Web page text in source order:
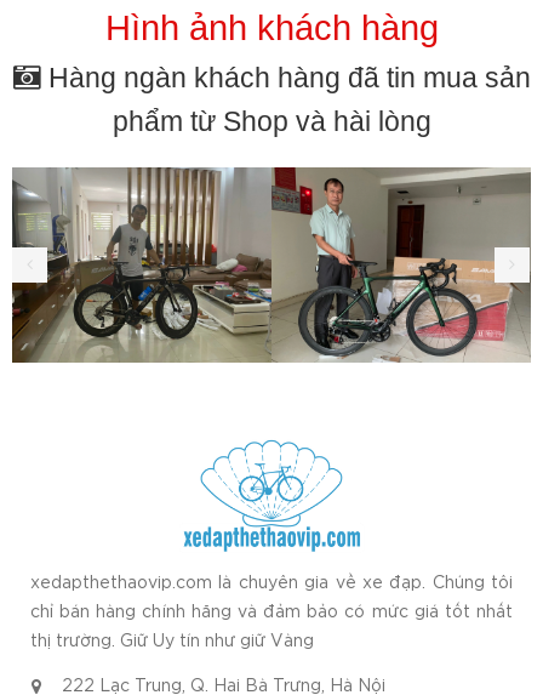
Hình ảnh khách hàng
Hàng ngàn khách hàng đã tin mua sản
phẩm từ Shop và hài lòng
xedapthethaovip.com là chuyên gia về xe đạp. Chúng tôi
chỉ bán hàng chính hãng và đảm bảo có mức giá tốt nhất
thị trường. Giữ Uy tín như giữ Vàng
222 Lạc Trung, Q. Hai Bà Trưng, Hà Nội